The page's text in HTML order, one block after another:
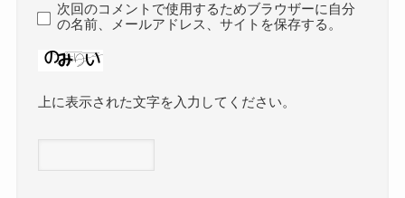
次回のコメントで使用するためブラウザーに自分
の名前、メールアドレス、サイトを保存する。
上に表示された文字を入力してください。